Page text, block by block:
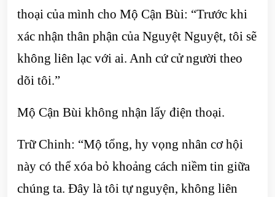
thoại của mình cho Mộ Cận Bùi: “Trước khi
xác nhận thân phận của Nguyệt Nguyệt, tôi sẽ
không liên lạc với ai. Anh cứ cử người theo
dõi tôi.”
Mộ Cận Bùi không nhận lấy điện thoại.
Trữ Chinh: “Mộ tổng, hy vọng nhân cơ hội
này có thể xóa bỏ khoảng cách niềm tin giữa
chúng ta. Đây là tôi tự nguyện, không liên